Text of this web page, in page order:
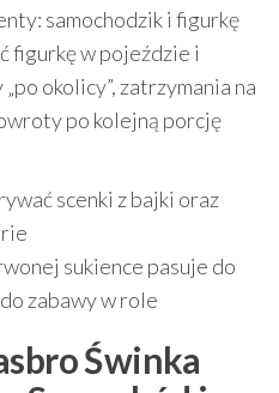
samochodzik i figurkę
figurkę w pojeździe i
okolicy”, zatrzymania na
po kolejną porcję
scenki z bajki oraz
sukience pasuje do
zabawy w role
Świnka